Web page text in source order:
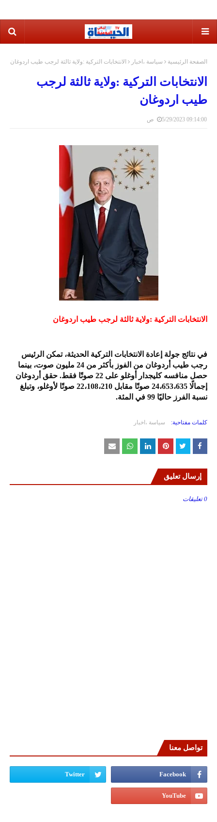
الصفحة الرئيسية سياسة ،اخبار الانتخابات التركية :ولاية ثالثة لرجب طيب اردوغان
الانتخابات التركية :ولاية ثالثة لرجب
طيب اردوغان
5/29/2023 09:14:00 ص
الانتخابات التركية :ولاية ثالثة لرجب طيب اردوغان
في نتائج جولة إعادة الانتخابات التركية الحديثة، تمكن الرئيس
رجب طيب أردوغان من الفوز بأكثر من 24 مليون صوت، بينما
حصل منافسه كليجدار أوغلو على 22 صوتًا فقط. حقق أردوغان
إجمالًا 24،653،635 صوتًا مقابل 22،108،210 صوتًا لأوغلو، وتبلغ
نسبة الفرز حاليًا 99 في المئة.
كلمات مفتاحية: سياسة ،اخبار
إرسال تعليق
0 تعليقات
تواصل معنا